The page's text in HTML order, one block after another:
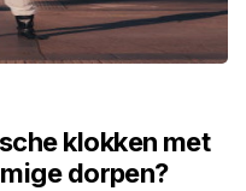
klokken met
dorpen?